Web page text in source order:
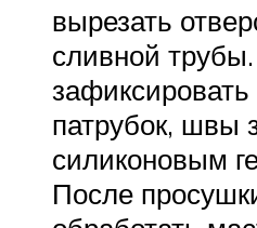
вырезать
сливной
патрубок, швы
силиконовым
После